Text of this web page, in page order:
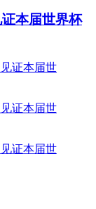
本届世界杯